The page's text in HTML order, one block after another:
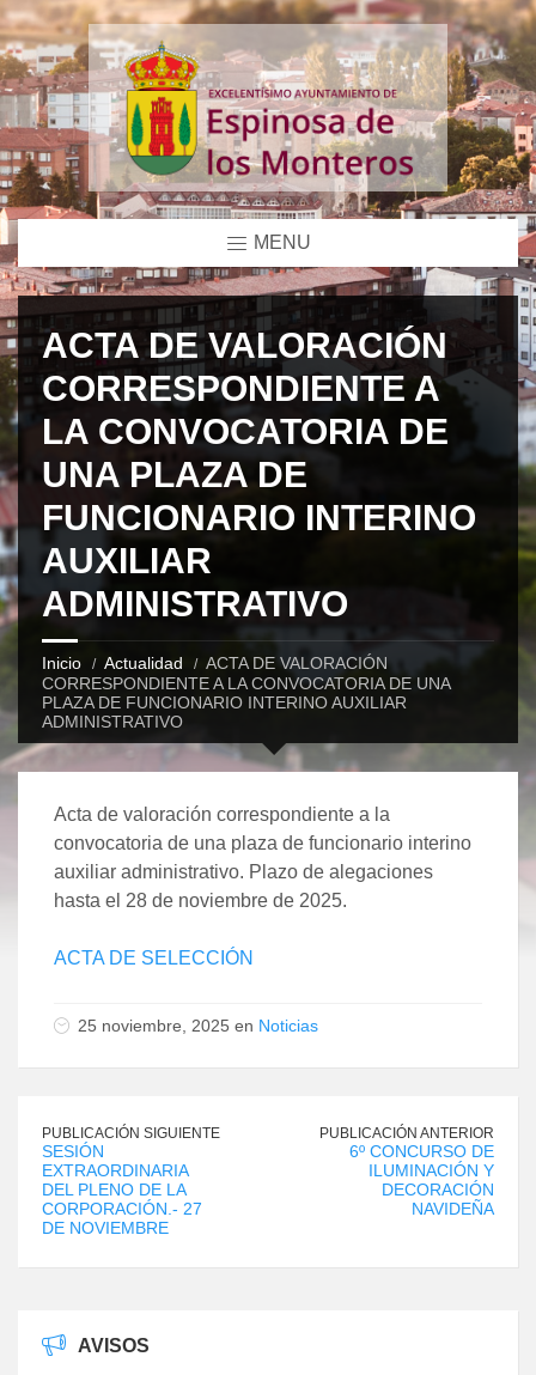
MENU
ACTA DE VALORACIÓN
CORRESPONDIENTE A
LA CONVOCATORIA DE
UNA PLAZA DE
FUNCIONARIO INTERINO
AUXILIAR
ADMINISTRATIVO
Inicio Actualidad
ACTA DE VALORACIÓN
CORRESPONDIENTE A LA CONVOCATORIA DE UNA
PLAZA DE FUNCIONARIO INTERINO AUXILIAR
ADMINISTRATIVO
Acta de valoración correspondiente a la
convocatoria de una plaza de funcionario interino
auxiliar administrativo. Plazo de alegaciones
hasta el 28 de noviembre de 2025.
ACTA DE SELECCIÓN
25 noviembre, 2025 en Noticias
PUBLICACIÓN SIGUIENTE
SESIÓN
EXTRAORDINARIA
DEL PLENO DE LA
CORPORACIÓN.- 27
DE NOVIEMBRE
PUBLICACIÓN ANTERIOR
6º CONCURSO DE
ILUMINACIÓN Y
DECORACIÓN
NAVIDEÑA
AVISOS